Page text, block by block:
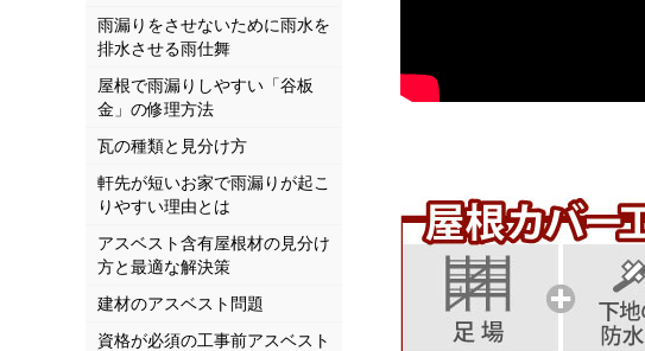
雨漏りをさせないために雨水を
排水させる雨仕舞
屋根で雨漏りしやすい「谷板
金」の修理方法
瓦の種類と見分け方
軒先が短いお家で雨漏りが起こ
りやすい理由とは
アスベスト含有屋根材の見分け
方と最適な解決策
建材のアスベスト問題
資格が必須の工事前アスベスト